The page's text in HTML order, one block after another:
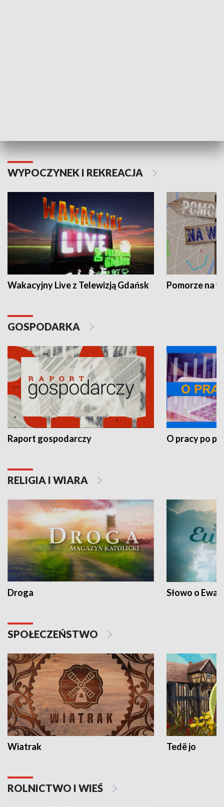
WYPOCZYNEK I REKREACJA
Wakacyjny Live z Telewizją Gdańsk Pomorze na
GOSPODARKA
Raport gospodarczy O pracy po
RELIGIA I WIARA
Droga Słowo o
SPOŁECZEŃSTWO
Wiatrak Tedë jo
ROLNICTWO I WIEŚ